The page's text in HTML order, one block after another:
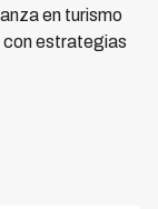
en turismo
estrategias